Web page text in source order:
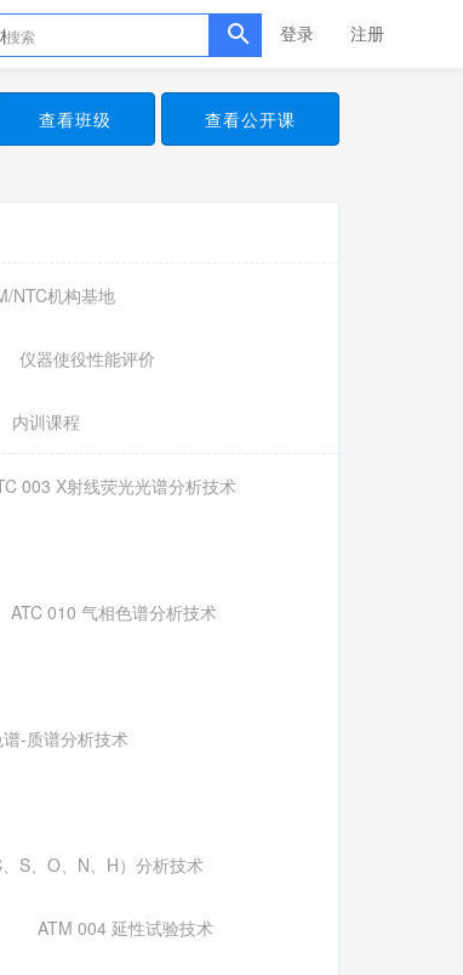
标准样品 登录 注册
查看班级 查看公开课
NTC机构基地
仪器使役性能评价
内训课程
003 X射线荧光光谱分析技术
ATC 010 气相色谱分析技术
-质谱分析技术
S、O、N、H）分析技术
ATM 004 延性试验技术